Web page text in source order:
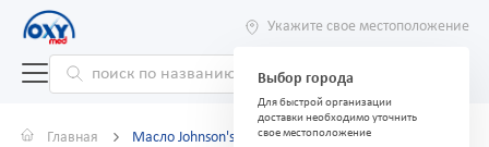
Укажите свое местоположение
Выбор города
Для быстрой организации
доставки необходимо уточнить
свое местоположение
Главная Масло Johnson's baby, 100 мл